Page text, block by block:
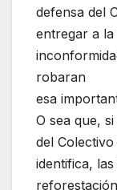
defensa del
entregar a
robaran
esa
O sea que,
del
identifica,